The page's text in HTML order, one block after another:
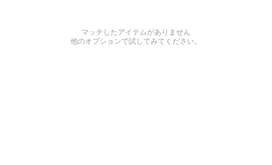
マッチしたアイテムがありません
他のオプションで試してみてください。